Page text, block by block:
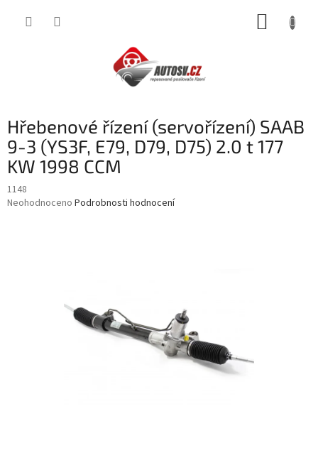
Hřebenové řízení (servořízení) SAAB
9-3 (YS3F, E79, D79, D75) 2.0 t 177
KW 1998 CCM
1148
Průměrné
Neohodnoceno Podrobnosti hodnocení